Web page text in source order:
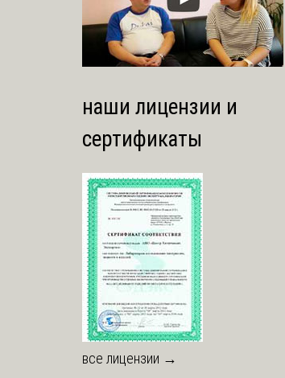
наши лицензии и
сертификаты
все лицензии →